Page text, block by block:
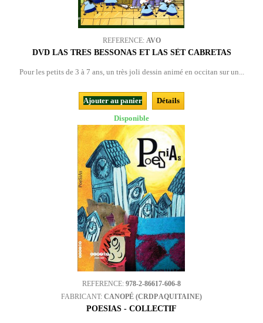
REFERENCE: AVO
DVD LAS TRES BESSONAS ET LAS SÈT CABRETAS
Pour les petits de 3 à 7 ans, un très joli dessin animé en occitan sur un...
Ajouter au panier
Détails
Disponible
REFERENCE: 978-2-86617-606-8
FABRICANT: CANOPÉ (CRDP AQUITAINE)
POESIAS - COLLECTIF